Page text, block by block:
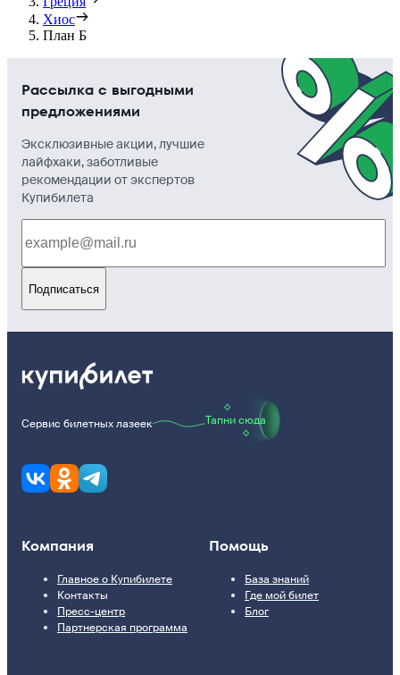
Хиос
План Б
Рассылка с выгодными
предложениями
Эксклюзивные акции, лучшие
лайфхаки, заботливые
рекомендации от экспертов
Купибилета
Подписаться
Сервис билетных лазеек Тапни сюда
Компания
Главное о Купибилете
Контакты
Пресс-центр
Партнерская программа
Помощь
База знаний
Где мой билет
Блог